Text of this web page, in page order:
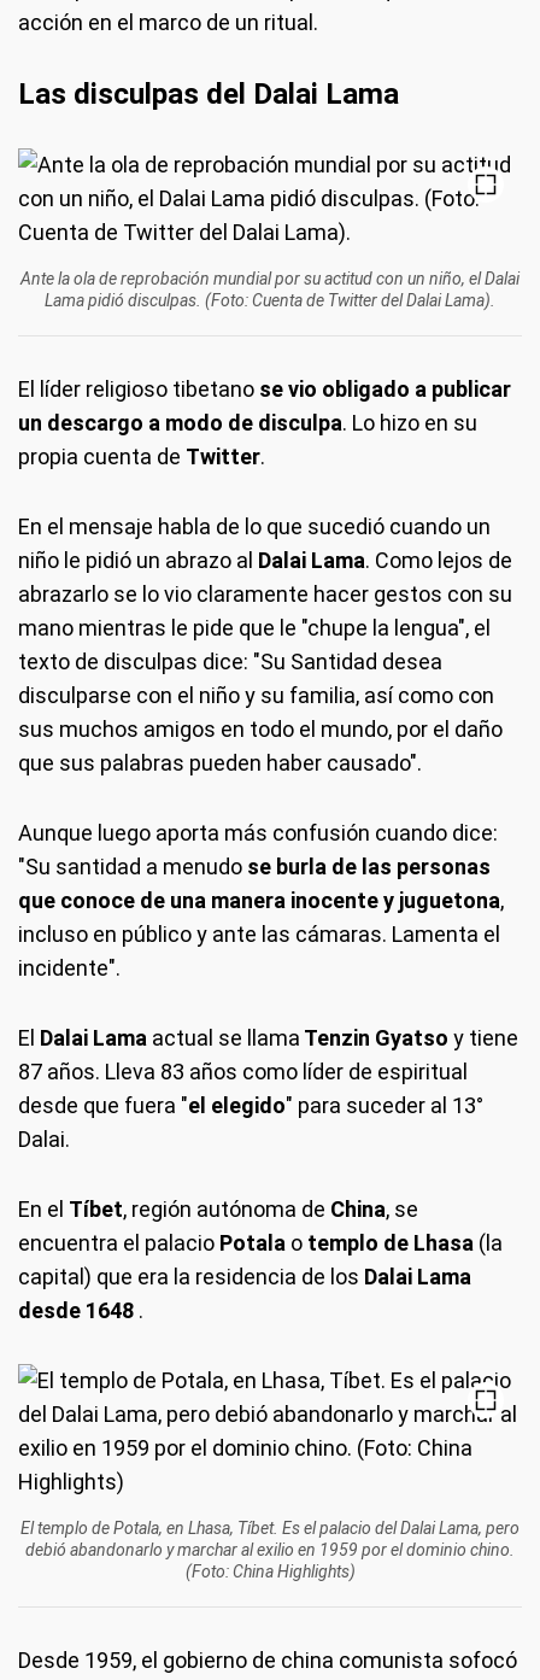
acción en el marco de un ritual.
Las disculpas del Dalai Lama
Ante la ola de reprobación mundial por su actitud con un niño, el Dalai
Lama pidió disculpas. (Foto: Cuenta de Twitter del Dalai Lama).
El líder religioso tibetano se vio obligado a publicar
un descargo a modo de disculpa. Lo hizo en su
propia cuenta de Twitter.
En el mensaje habla de lo que sucedió cuando un
niño le pidió un abrazo al Dalai Lama. Como lejos de
abrazarlo se lo vio claramente hacer gestos con su
mano mientras le pide que le "chupe la lengua", el
texto de disculpas dice: "Su Santidad desea
disculparse con el niño y su familia, así como con
sus muchos amigos en todo el mundo, por el daño
que sus palabras pueden haber causado".
Aunque luego aporta más confusión cuando dice:
"Su santidad a menudo se burla de las personas
que conoce de una manera inocente y juguetona,
incluso en público y ante las cámaras. Lamenta el
incidente".
El Dalai Lama actual se llama Tenzin Gyatso y tiene
87 años. Lleva 83 años como líder de espiritual
desde que fuera "el elegido" para suceder al 13°
Dalai.
En el Tíbet, región autónoma de China, se
encuentra el palacio Potala o templo de Lhasa (la
capital) que era la residencia de los Dalai Lama
desde 1648 .
El templo de Potala, en Lhasa, Tíbet. Es el palacio del Dalai Lama, pero
debió abandonarlo y marchar al exilio en 1959 por el dominio chino.
(Foto: China Highlights)
Desde 1959, el gobierno de china comunista sofocó